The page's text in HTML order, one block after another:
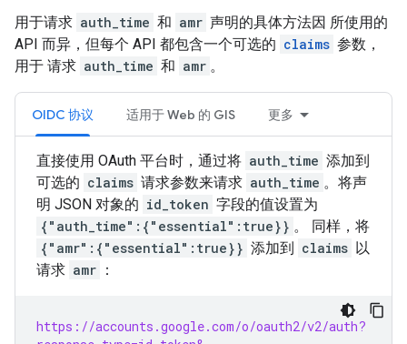
用于请求 auth_time 和 amr 声明的具体方法因 所使用的
API 而异，但每个 API 都包含一个可选的 claims 参数，
用于 请求 auth_time 和 amr 。
OIDC 协议 适用于 Web 的 GIS 更多
直接使用 OAuth 平台时，通过将 auth_time 添加到
可选的 claims 请求参数来请求 auth_time 。将声
明 JSON 对象的 id_token 字段的值设置为
{"auth_time":{"essential":true}} 。 同样，将
{"amr":{"essential":true}} 添加到 claims 以
请求 amr ：
https://accounts.google.com/o/oauth2/v2/auth?